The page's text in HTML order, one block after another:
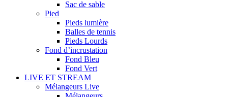
Sac de sable
Pied
Pieds lumière
Balles de tennis
Pieds Lourds
Fond d’incrustation
Fond Bleu
Fond Vert
LIVE ET STREAM
Mélangeurs Live